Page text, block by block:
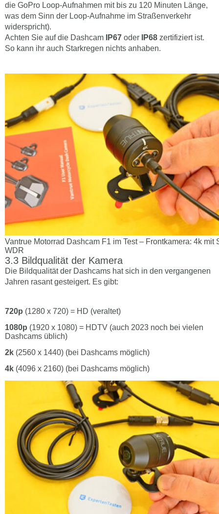
die GoPro Loop-Aufnahmen mit bis zu 120 Minuten Länge,
was dem Sinn der Loop-Aufnahme im Straßenverkehr
widerspricht).
Achten Sie auf die Dashcam IP67 oder IP68 zertifiziert ist.
So kann ihr auch Starkregen nichts anhaben.
Vantrue Motorrad Dashcam F1 im Test – Frontkamera: 4k mit
WDR
Bildqualität der Kamera
Die Bildqualität der Dashcams hat sich in den vergangenen
Jahren rasant gesteigert. Es gibt:
720p (1280 x 720) = HD (veraltet)
1080p (1920 x 1080) = HDTV (auch 2023 noch bei vielen
Dashcams üblich)
2k (2560 x 1440) (bei Dashcams möglich)
4k (4096 x 2160) (bei Dashcams möglich)